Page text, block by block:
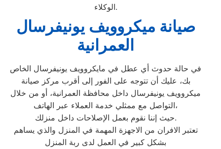
الوكلاء.
صيانة ميكروويف يونيفرسال
العمرانية
في حالة حدوث أي عطل في مايكروويف يونيفرسال الخاص
بك، عليك أن تتوجه على الفور إلى أقرب مركز صيانة
ميكروويف يونيفرسال داخل محافظة العمرانية، أو من خلال
التواصل مع ممثلي خدمة العملاء عبر الهاتف،
حيث إننا نقوم بعمل الإصلاحات داخل منزلك.
تعتبر الافران من الاجهزة المهمة في المنزل والذي يساهم
بشكل كبير في العمل لدى ربة المنزل